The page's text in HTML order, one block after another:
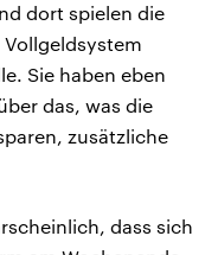
dort spielen die
Sie haben eben
das, was die
zusätzliche
dass sich